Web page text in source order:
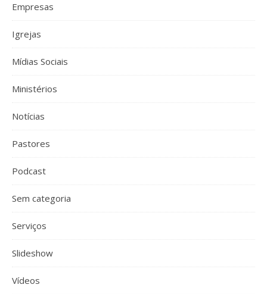
Empresas
Igrejas
Mídias Sociais
Ministérios
Notícias
Pastores
Podcast
Sem categoria
Serviços
Slideshow
Vídeos